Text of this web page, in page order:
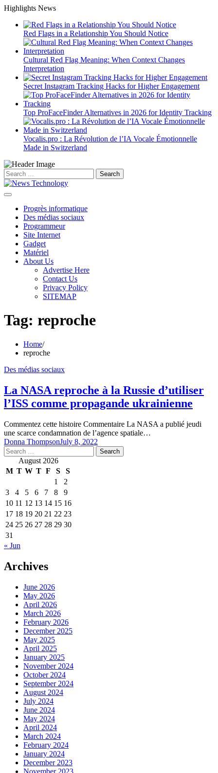
Skip
content
Highlights News
Red Flags in a Relationship You Should Notice
Cultural Red Flag Meaning: When Context Changes
Interpretation
Secret Instagram Tracking Hacks for Higher Engagement
Top ProFaceFinder Alternatives in 2026 for Identity Tracking
Vocalis.pro : La Révolution de l’IA Vocale Émotionnelle
Made in Switzerland
Search
for:
Progrès informatique
Des médias sociaux
Programmeur
Site Internet
Gadget
Matériel
About Us
Advertise Here
Contact Us
Privacy Policy
SITEMAP
Tag: reproche
Home
reproche
Des médias sociaux
La NASA reproche à la Russie d’utiliser
l’ISS comme propagande ukrainienne
Commentez cette histoire Commentaire La NASA a publié jeudi
une scarce condamnation de l’agence spatiale…
Donna ThompsonJuly 8, 2022
Search
for: August 2026
M T W T F S
S
1
2
3
4 5 6 7 8
9
10 11 12 13 14 15 16
17 18 19 20 21 22 23
24 25 26 27 28 29 30
31
« Jun
Archives
June 2026
May 2026
April 2026
March 2026
February 2026
December 2025
May 2025
April 2025
January 2025
November 2024
October 2024
September 2024
August 2024
July 2024
June 2024
May 2024
April 2024
March 2024
February 2024
January 2024
December 2023
November 2023